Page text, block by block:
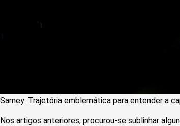
Sarney: Trajetória emblemática para entender a
Nos artigos anteriores, procurou-se sublinhar